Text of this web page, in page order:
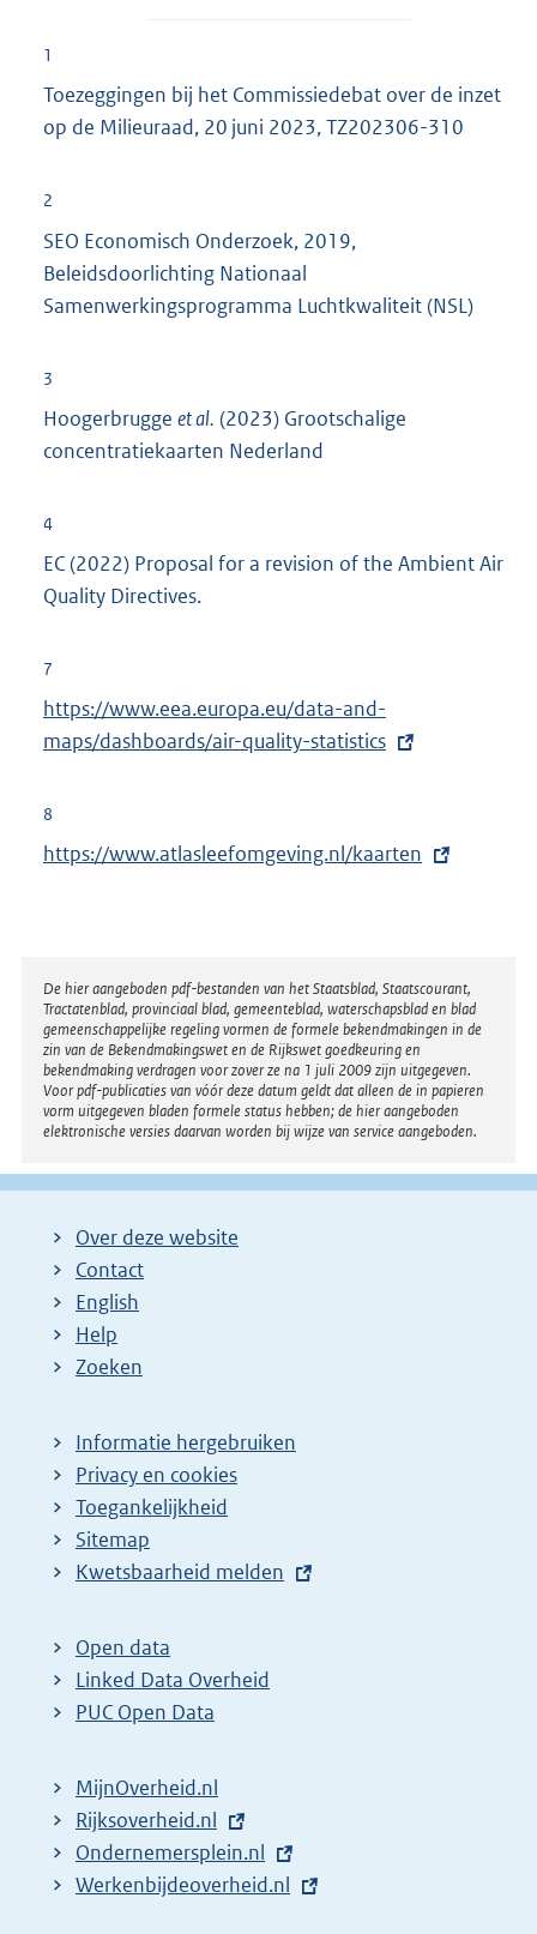
1
Toezeggingen bij het Commissiedebat over de inzet
op de Milieuraad, 20 juni 2023, TZ202306-310
2
SEO Economisch Onderzoek, 2019,
Beleidsdoorlichting Nationaal
Samenwerkingsprogramma Luchtkwaliteit (NSL)
3
Hoogerbrugge et al. (2023) Grootschalige
concentratiekaarten Nederland
4
EC (2022) Proposal for a revision of the Ambient Air
Quality Directives.
7
E
x
e
n
n
k
:
https://www.eea.europa.eu/data-and-
maps/dashboards/air-quality-statistics
8
E
r
n
e
l
i
n
k
https://www.atlasleefomgeving.nl/kaarten
Disclaimer
De hier aangeboden pdf-bestanden van het Staatsblad, Staatscourant,
Tractatenblad, provinciaal blad, gemeenteblad, waterschapsblad en blad
gemeenschappelijke regeling vormen de formele bekendmakingen in de
zin van de Bekendmakingswet en de Rijkswet goedkeuring en
bekendmaking verdragen voor zover ze na 1 juli 2009 zijn uitgegeven.
Voor pdf-publicaties van vóór deze datum geldt dat alleen de in papieren
vorm uitgegeven bladen formele status hebben; de hier aangeboden
elektronische versies daarvan worden bij wijze van service aangeboden.
Over deze website
Contact
English
Help
Zoeken
Informatie hergebruiken
Privacy en cookies
Toegankelijkheid
Sitemap
E
t
e
r
l
i
n
k
Kwetsbaarheid melden
Open data
Linked Data Overheid
PUC Open Data
MijnOverheid.nl
E
x
t
Rijksoverheid.nl
E
x
Ondernemersplein.nl
E
Werkenbijdeoverheid.nl